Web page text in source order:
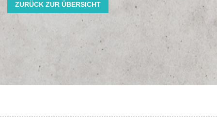
ZURÜCK ZUR ÜBERSICHT